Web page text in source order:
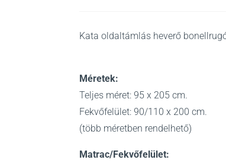
Kata oldaltámlás heverő
Méretek:
Teljes méret: 95 x 205 cm.
Fekvőfelület: 90/110 x 200 cm.
(több méretben rendelhető)
Matrac/Fekvőfelület: